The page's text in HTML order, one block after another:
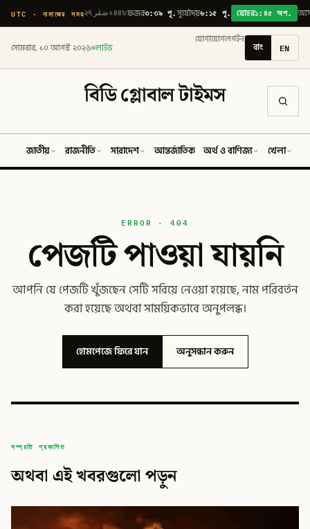
UTC · নামাজের সময় ২৭ صَفَر ১৪৪৮ফজর৩:৩৯ পূ.সূর্যোদয়৬:১৫ পূ. যোহর১:৪৫ অপ.
সোমবার, ১০ আগস্ট ২০২৬ লাইভ
যোগাযোগলগইন
বাং EN
বিডি গ্লোবাল টাইমস
জাতীয় রাজনীতি সারাদেশ আন্তর্জাতিক অর্থ ও বাণিজ্য খেলা
ERROR · 404
পেজটি পাওয়া যায়নি
আপনি যে পেজটি খুঁজছেন সেটি সরিয়ে নেওয়া হয়েছে, নাম পরিবর্তন
করা হয়েছে অথবা সাময়িকভাবে অনুপলব্ধ।
হোমপেজে ফিরে যান অনুসন্ধান করুন
সম্প্রতি প্রকাশিত
অথবা এই খবরগুলো পড়ুন